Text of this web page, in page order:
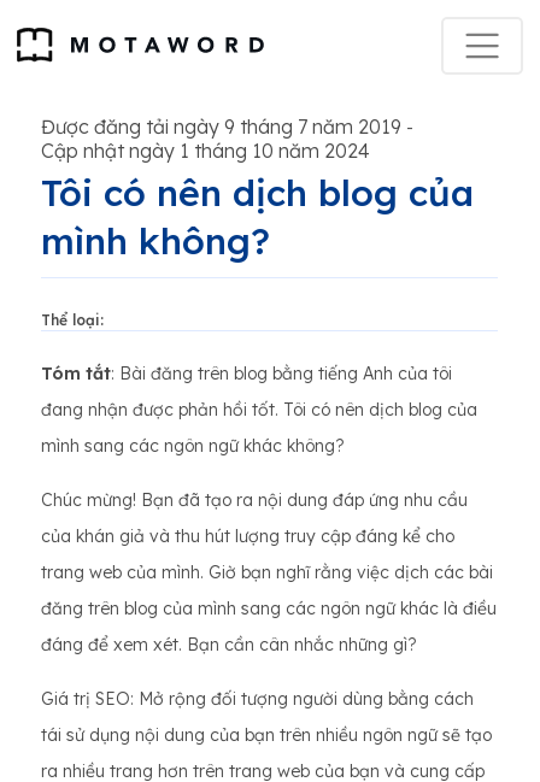
Được đăng tải ngày 9 tháng 7 năm 2019 -
Cập nhật ngày 1 tháng 10 năm 2024
Tôi có nên dịch blog của
mình không?
Thể loại:
Tóm tắt: Bài đăng trên blog bằng tiếng Anh của tôi
đang nhận được phản hồi tốt. Tôi có nên dịch blog của
mình sang các ngôn ngữ khác không?
Chúc mừng! Bạn đã tạo ra nội dung đáp ứng nhu cầu
của khán giả và thu hút lượng truy cập đáng kể cho
trang web của mình. Giờ bạn nghĩ rằng việc dịch các bài
đăng trên blog của mình sang các ngôn ngữ khác là điều
đáng để xem xét. Bạn cần cân nhắc những gì?
Giá trị SEO: Mở rộng đối tượng người dùng bằng cách
tái sử dụng nội dung của bạn trên nhiều ngôn ngữ sẽ tạo
ra nhiều trang hơn trên trang web của bạn và cung cấp